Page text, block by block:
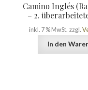
Camino Inglés
– 2.
inkl. 7 % MwSt. zzgl.
In den